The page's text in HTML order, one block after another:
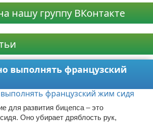
нашу группу ВКонтакте
выполнять французский
для развития бицепса – это
Оно убирает дряблость рук,